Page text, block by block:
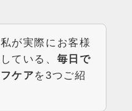
が実際にお客様
ている、 毎日で
ケアを3つご紹